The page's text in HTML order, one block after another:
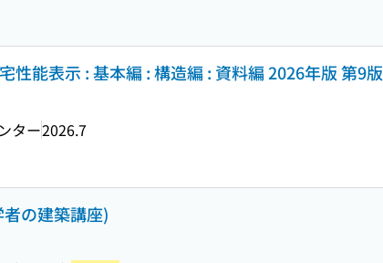
性能表示 : 基本編 : 構造編 : 資料編 2026年版 第9版
ター2026.7
の建築講座)